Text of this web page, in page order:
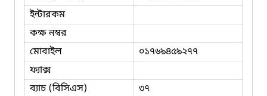
ইন্টারকম
কক্ষ নম্বর
মোবাইল
০১৭৬৯৪৫৯২৭৭
ফ্যাক্স
ব্যাচ (বিসিএস)
৩৭